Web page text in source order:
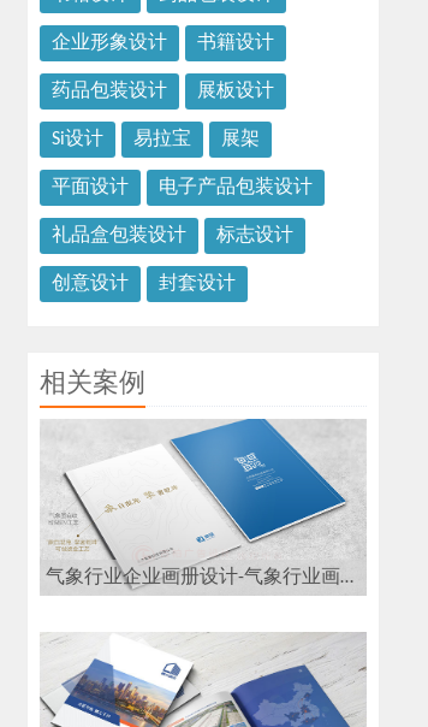
企业形象设计 书籍设计
药品包装设计 展板设计
Si设计 易拉宝 展架
平面设计 电子产品包装设计
礼品盒包装设计 标志设计
创意设计 封套设计
相关案例
气象行业企业画册设计-气象行业画册设计公司